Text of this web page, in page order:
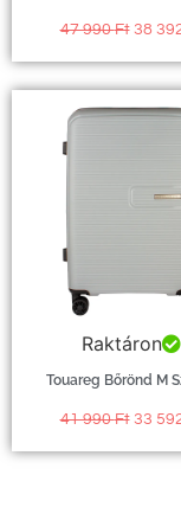
47 990Ft 38
Raktáron
Touareg Bőrönd M
41 990Ft 33